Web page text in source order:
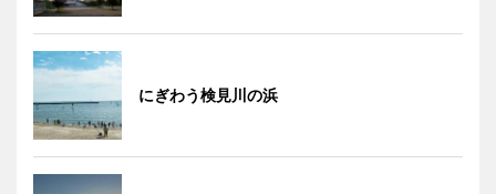
にぎわう検見川の浜